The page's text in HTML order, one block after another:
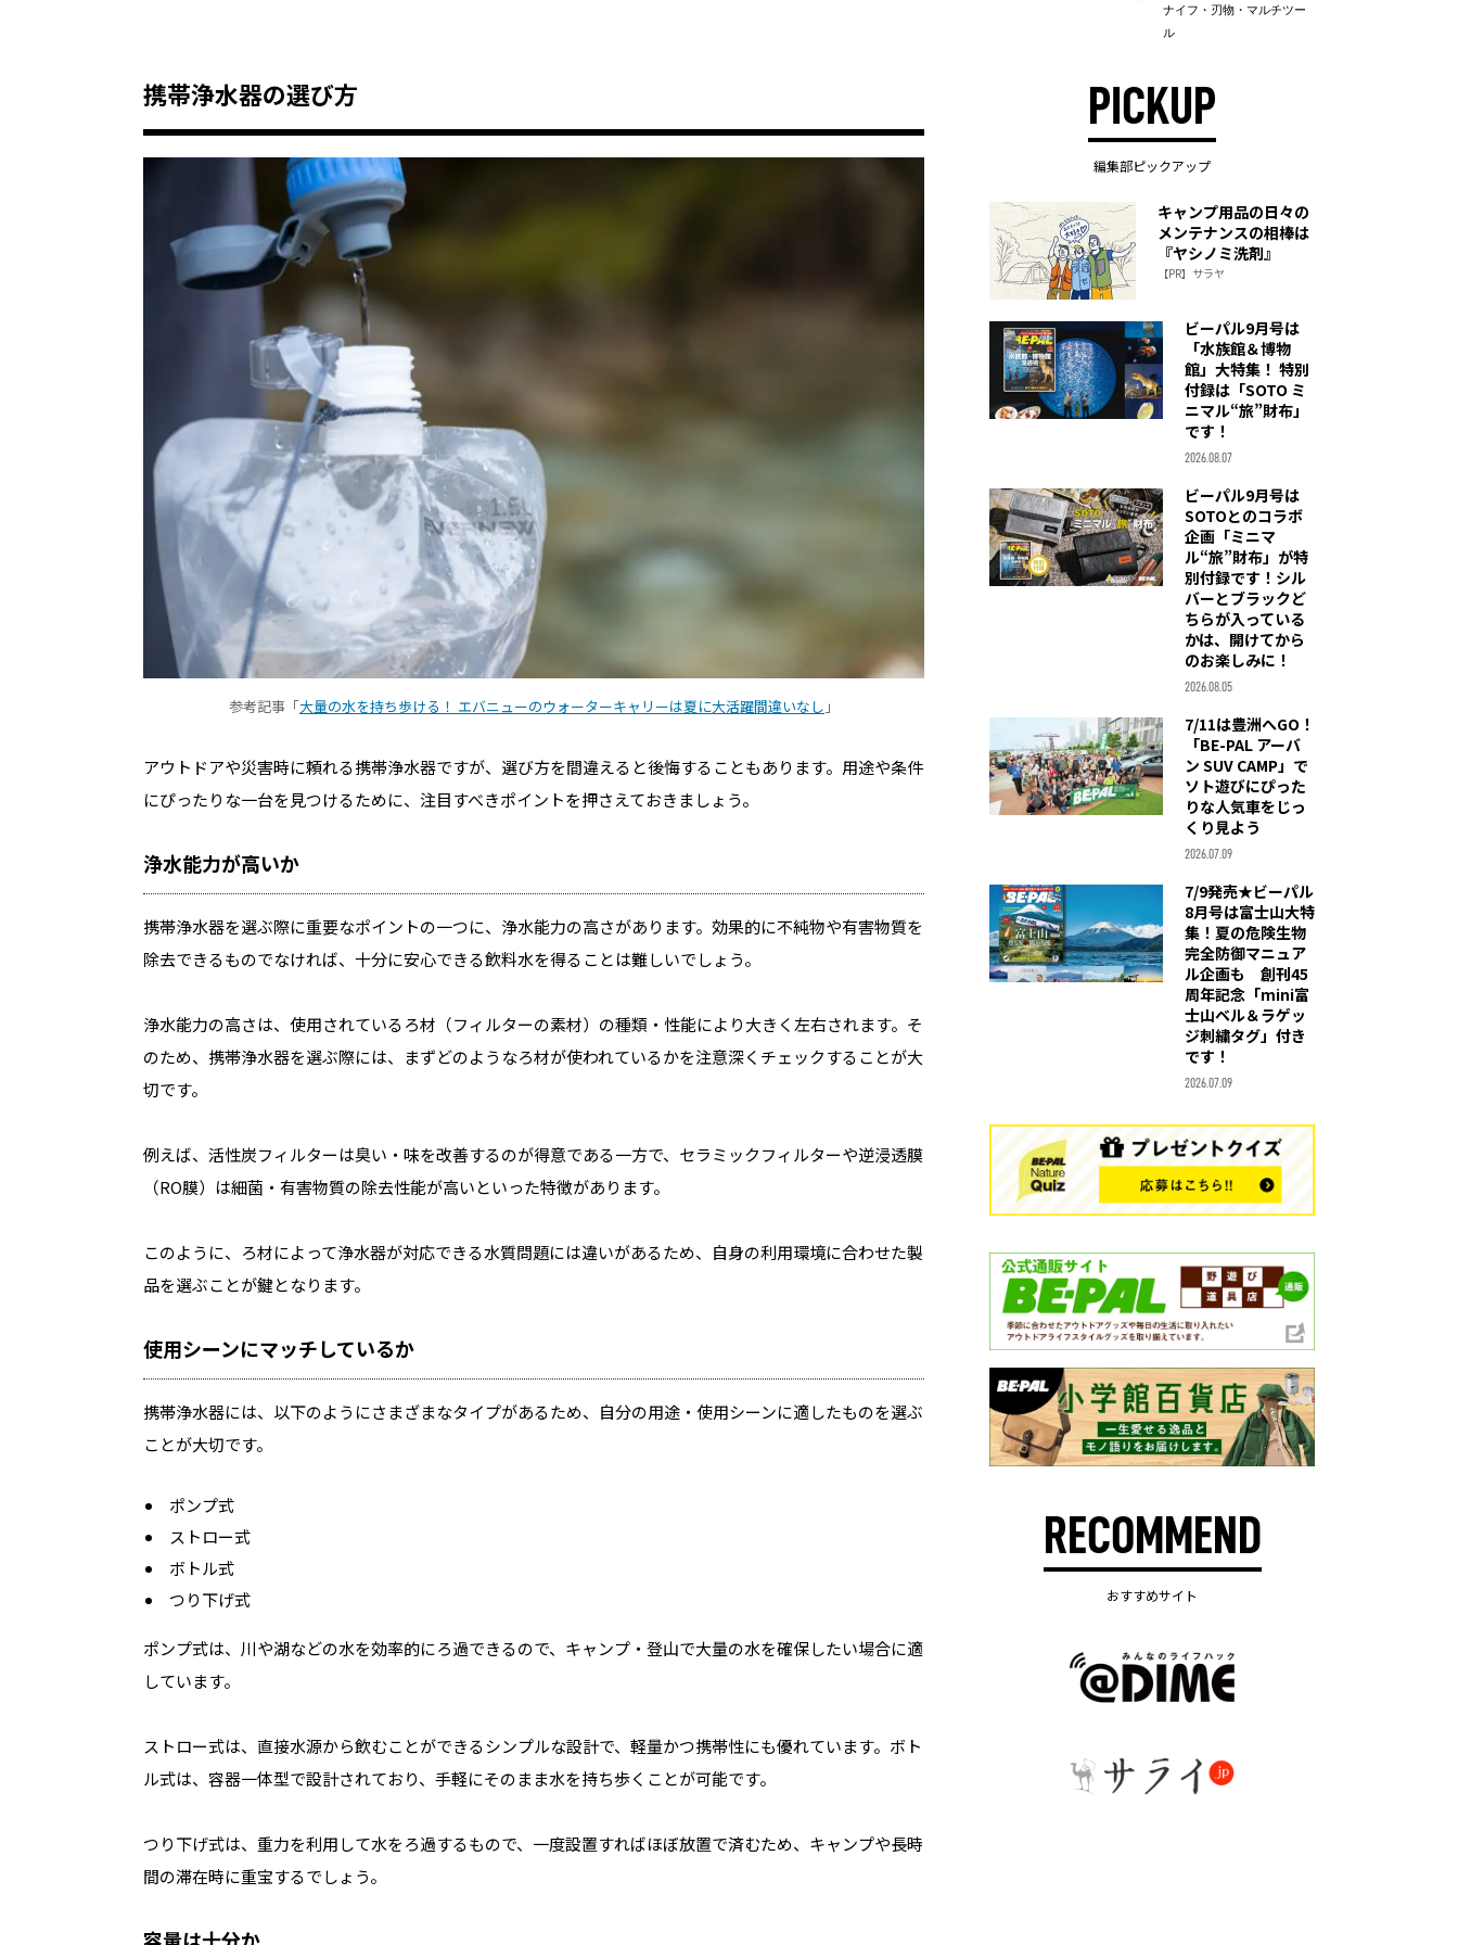
携帯浄水器の選び方
参考記事「大量の水を持ち歩ける！ エバニューのウォーターキャリーは夏に大活躍間違いなし 」
アウトドアや災害時に頼れる携帯浄水器ですが、選び方を間違えると後悔することもあります。用途や条件
にぴったりな一台を見つけるために、注目すべきポイントを押さえておきましょう。
浄水能力が高いか
携帯浄水器を選ぶ際に重要なポイントの一つに、浄水能力の高さがあります。効果的に不純物や有害物質を
除去できるものでなければ、十分に安心できる飲料水を得ることは難しいでしょう。
浄水能力の高さは、使用されているろ材（フィルターの素材）の種類・性能により大きく左右されます。そ
のため、携帯浄水器を選ぶ際には、まずどのようなろ材が使われているかを注意深くチェックすることが大
切です。
例えば、活性炭フィルターは臭い・味を改善するのが得意である一方で、セラミックフィルターや逆浸透膜
（RO膜）は細菌・有害物質の除去性能が高いといった特徴があります。
このように、ろ材によって浄水器が対応できる水質問題には違いがあるため、自身の利用環境に合わせた製
品を選ぶことが鍵となります。
使用シーンにマッチしているか
携帯浄水器には、以下のようにさまざまなタイプがあるため、自分の用途・使用シーンに適したものを選ぶ
ことが大切です。
ポンプ式
ストロー式
ボトル式
つり下げ式
ポンプ式は、川や湖などの水を効率的にろ過できるので、キャンプ・登山で大量の水を確保したい場合に適
しています。
ストロー式は、直接水源から飲むことができるシンプルな設計で、軽量かつ携帯性にも優れています。ボト
ル式は、容器一体型で設計されており、手軽にそのまま水を持ち歩くことが可能です。
つり下げ式は、重力を利用して水をろ過するもので、一度設置すればほぼ放置で済むため、キャンプや長時
間の滞在時に重宝するでしょう。
ナイフ・刃物・マルチツー
ル
PICKUP
編集部ピックアップ
キャンプ用品の日々の
メンテナンスの相棒は
『ヤシノミ洗剤』
【PR】サラヤ
ビーパル9月号は
「水族館＆博物
館」大特集！ 特別
付録は「SOTO ミ
ニマル“旅”財布」
です！
2026.08.07
ビーパル9月号は
SOTOとのコラボ
企画「ミニマ
ル“旅”財布」が特
別付録です！シル
バーとブラックど
ちらが入っている
かは、開けてから
のお楽しみに！
2026.08.05
7/11は豊洲へGO！
「BE-PAL アーバ
ン SUV CAMP」で
ソト遊びにぴった
りな人気車をじっ
くり見よう
2026.07.09
7/9発売★ビーパル
8月号は富士山大特
集！夏の危険生物
完全防御マニュア
ル企画も 創刊45
周年記念「mini富
士山ベル＆ラゲッ
ジ刺繍タグ」付き
です！
2026.07.09
RECOMMEND
おすすめサイト